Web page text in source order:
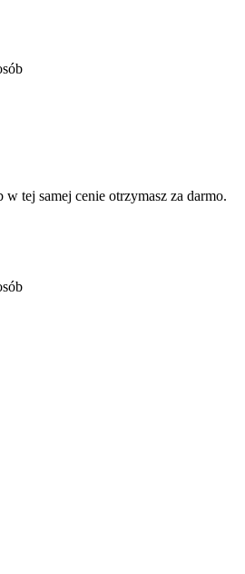
tej samej cenie otrzymasz za darmo.